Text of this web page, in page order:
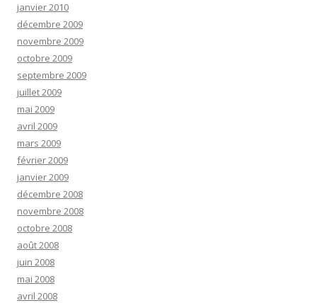
janvier 2010
décembre 2009
novembre 2009
octobre 2009
septembre 2009
juillet 2009
mai 2009
avril 2009
mars 2009
février 2009
janvier 2009
décembre 2008
novembre 2008
octobre 2008
août 2008
juin 2008
mai 2008
avril 2008